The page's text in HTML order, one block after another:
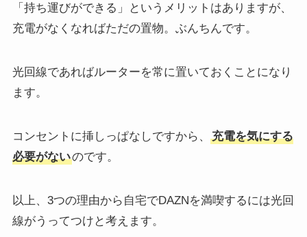
「持ち運びができる」というメリットはありますが、
充電がなくなればただの置物。ぶんちんです。
光回線であればルーターを常に置いておくことになり
ます。
コンセントに挿しっぱなしですから、
充電を気にする
必要がないのです。
以上、3つの理由から自宅でDAZNを満喫するには光回
線がうってつけと考えます。